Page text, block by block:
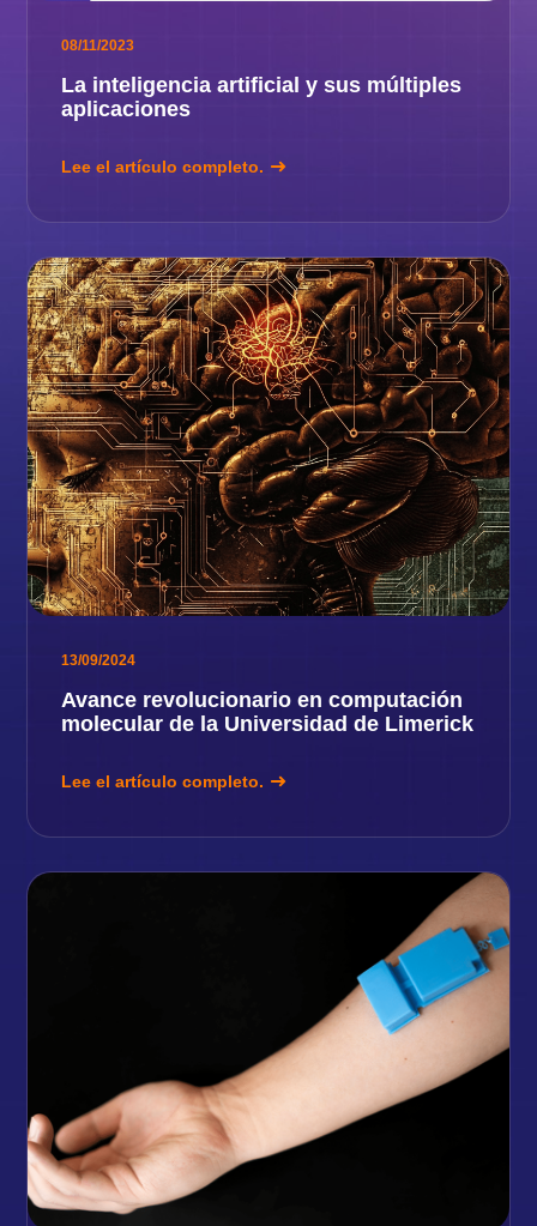
08/11/2023
La inteligencia artificial y sus múltiples
aplicaciones
Lee el artículo completo.
13/09/2024
Avance revolucionario en computación
molecular de la Universidad de Limerick
Lee el artículo completo.